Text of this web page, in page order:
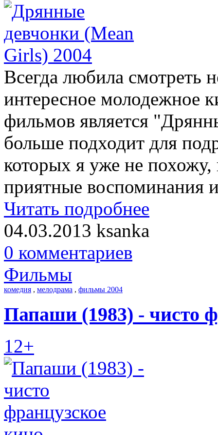
Всегда любила смотреть
интересное молодежное
фильмов является
больше подходит для
которых я уже не похожу,
приятные воспоминания
Читать подробнее
04.03.2013 ksanka
0 комментариев
Фильмы
комедия , мелодрама , фильмы 2004
Папаши (1983) - чисто
12+